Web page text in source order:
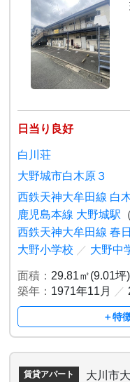
日当り良好
白川荘
大野城市白木原３
西鉄天神大牟田線 白
鹿児島本線 大野城駅
西鉄天神大牟田線 春
大野小学校 ／ 大野中
面積： 29.81㎡(9.01坪)
築年： 1971年11月 ／
＋特
賃貸アパート
大川市